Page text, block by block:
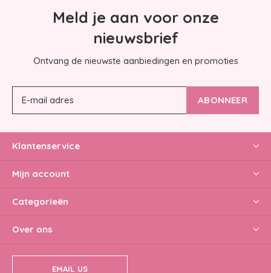
Meld je aan voor onze
nieuwsbrief
Ontvang de nieuwste aanbiedingen en promoties
ABONNEER
Klantenservice
Mijn account
Categorieën
Over ons
EMAIL US